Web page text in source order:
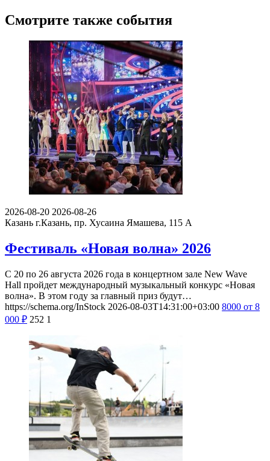
Смотрите также события
2026-08-20 2026-08-26
Казань г.Казань, пр. Хусаина Ямашева, 115 A
Фестиваль «Новая волна» 2026
С 20 по 26 августа 2026 года в концертном зале New Wave
Hall пройдет международный музыкальный конкурс «Новая
волна». В этом году за главный приз будут…
https://schema.org/InStock 2026-08-03T14:31:00+03:00 8000 от 8
000 ₽ 252 1